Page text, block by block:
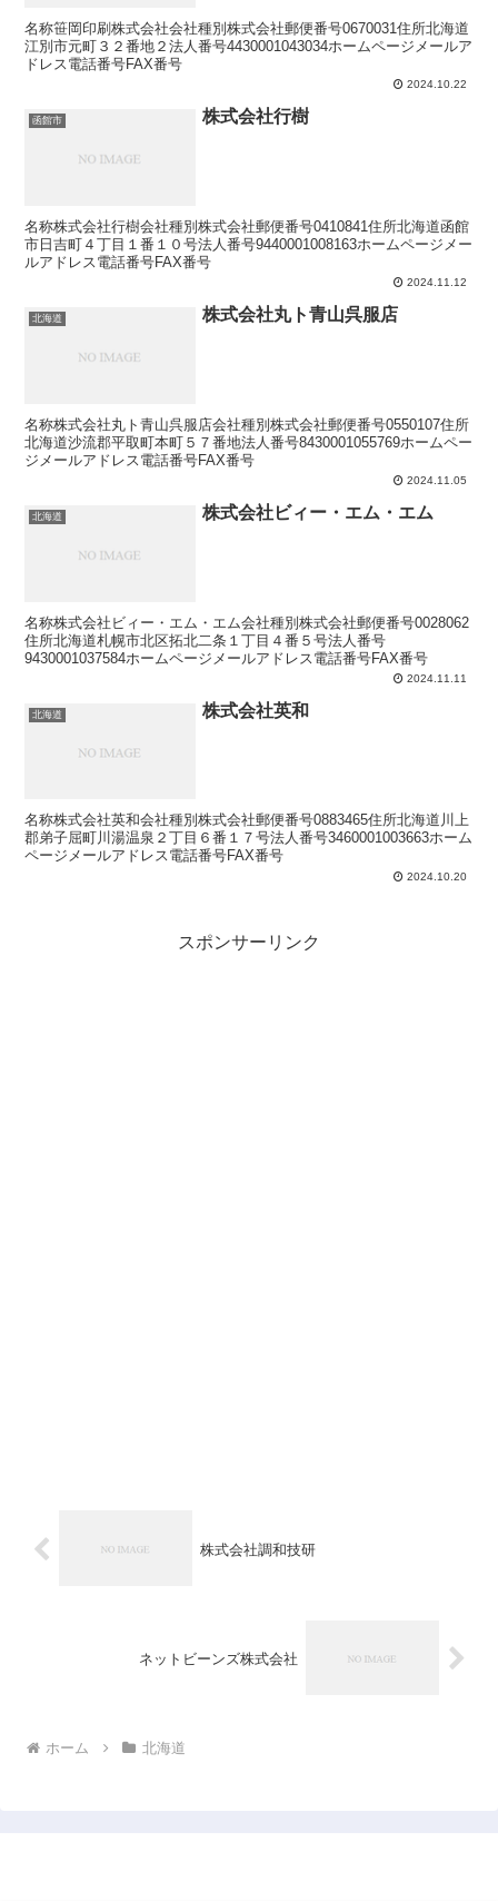
名称笹岡印刷株式会社会社種別株式会社郵便番号0670031住所北海道
江別市元町３２番地２法人番号4430001043034ホームページメールア
ドレス電話番号FAX番号
2024.10.22
函館市 株式会社行樹
名称株式会社行樹会社種別株式会社郵便番号0410841住所北海道函館
市日吉町４丁目１番１０号法人番号9440001008163ホームページメー
ルアドレス電話番号FAX番号
2024.11.12
北海道 株式会社丸ト青山呉服店
名称株式会社丸ト青山呉服店会社種別株式会社郵便番号0550107住所
北海道沙流郡平取町本町５７番地法人番号8430001055769ホームペー
ジメールアドレス電話番号FAX番号
2024.11.05
北海道 株式会社ビィー・エム・エム
名称株式会社ビィー・エム・エム会社種別株式会社郵便番号0028062
住所北海道札幌市北区拓北二条１丁目４番５号法人番号
9430001037584ホームページメールアドレス電話番号FAX番号
2024.11.11
北海道 株式会社英和
名称株式会社英和会社種別株式会社郵便番号0883465住所北海道川上
郡弟子屈町川湯温泉２丁目６番１７号法人番号3460001003663ホーム
ページメールアドレス電話番号FAX番号
2024.10.20
スポンサーリンク
株式会社調和技研
ネットビーンズ株式会社
ホーム 北海道